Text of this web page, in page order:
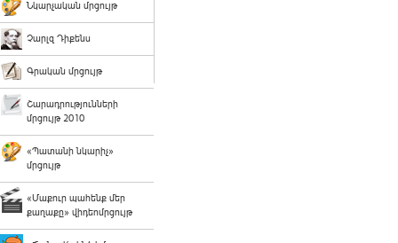
Նկարչական մրցույթ
Չարլզ Դիքենս
Գրական մրցույթ
Շարադրությունների
մրցույթ 2010
«Պատանի նկարիչ»
մրցույթ
«Մաքուր պահենք մեր
քաղաքը» վիդեոմրցույթ